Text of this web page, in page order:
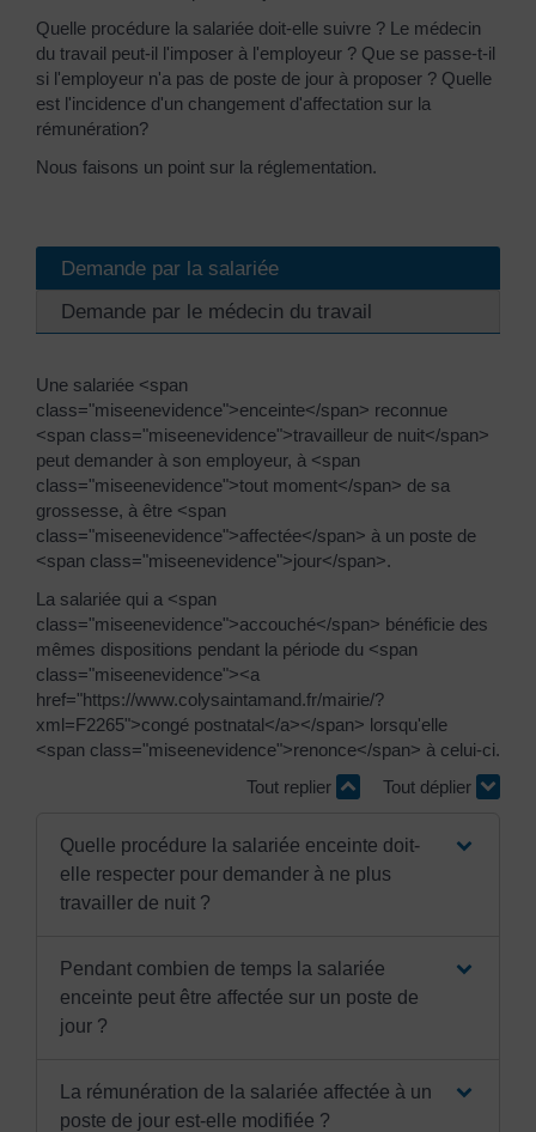
Quelle procédure la salariée doit-elle suivre ? Le médecin
du travail peut-il l'imposer à l'employeur ? Que se passe-t-il
si l'employeur n'a pas de poste de jour à proposer ? Quelle
est l'incidence d'un changement d'affectation sur la
rémunération?
Nous faisons un point sur la réglementation.
Demande par la salariée
Demande par le médecin du travail
Une salariée <span
class="miseenevidence">enceinte</span> reconnue
<span class="miseenevidence">travailleur de nuit</span>
peut demander à son employeur, à <span
class="miseenevidence">tout moment</span> de sa
grossesse, à être <span
class="miseenevidence">affectée</span> à un poste de
<span class="miseenevidence">jour</span>.
La salariée qui a <span
class="miseenevidence">accouché</span> bénéficie des
mêmes dispositions pendant la période du <span
class="miseenevidence"><a
href="https://www.colysaintamand.fr/mairie/?
xml=F2265">congé postnatal</a></span> lorsqu'elle
<span class="miseenevidence">renonce</span> à celui-ci.
Tout replier
Tout déplier
Quelle procédure la salariée enceinte doit-
elle respecter pour demander à ne plus
travailler de nuit ?
Pendant combien de temps la salariée
enceinte peut être affectée sur un poste de
jour ?
La rémunération de la salariée affectée à un
poste de jour est-elle modifiée ?